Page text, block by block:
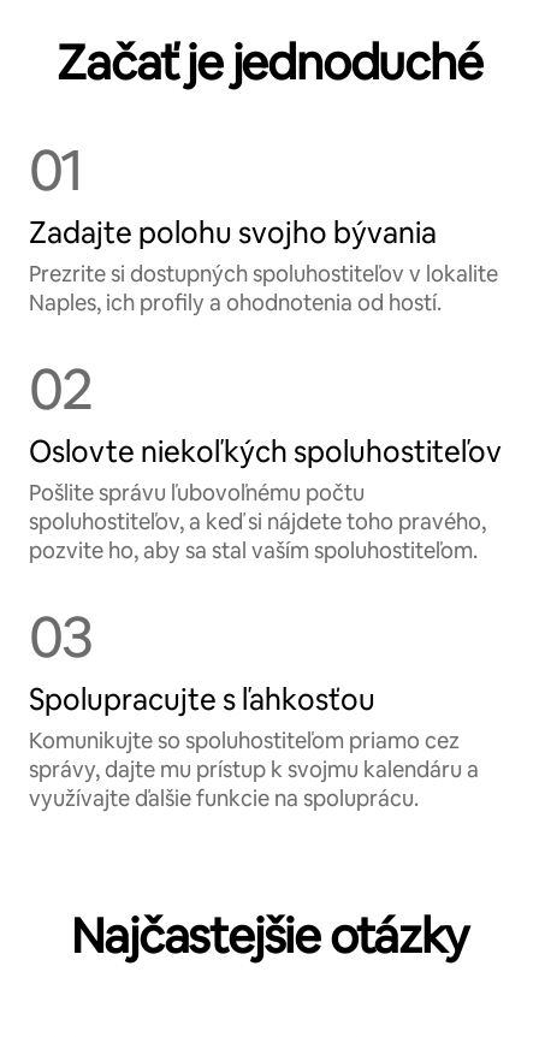
Začať je jednoduché
01
Zadajte polohu svojho bývania
Prezrite si dostupných spoluhostiteľov v lokalite
Naples, ich profily a ohodnotenia od hostí.
02
Oslovte niekoľkých spoluhostiteľov
Pošlite správu ľubovoľnému počtu
spoluhostiteľov, a keď si nájdete toho pravého,
pozvite ho, aby sa stal vaším spoluhostiteľom.
03
Spolupracujte s ľahkosťou
Komunikujte so spoluhostiteľom priamo cez
správy, dajte mu prístup k svojmu kalendáru a
využívajte ďalšie funkcie na spoluprácu.
Najčastejšie otázky